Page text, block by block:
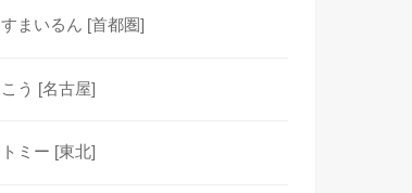
すまいるん [首都圏]
こう [名古屋]
トミー [東北]